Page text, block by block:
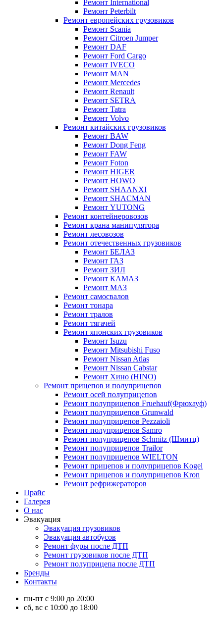
Ремонт International
Ремонт Peterbilt
Ремонт европейских грузовиков
Ремонт Scania
Ремонт Citroen Jumper
Ремонт DAF
Ремонт Ford Cargo
Ремонт IVECO
Ремонт MAN
Ремонт Mercedes
Ремонт Renault
Ремонт SETRA
Ремонт Tatra
Ремонт Volvo
Ремонт китайских грузовиков
Ремонт BAW
Ремонт Dong Feng
Ремонт FAW
Ремонт Foton
Ремонт HIGER
Ремонт HOWO
Ремонт SHAANXI
Ремонт SHACMAN
Ремонт YUTONG
Ремонт контейнеровозов
Ремонт крана манипулятора
Ремонт лесовозов
Ремонт отечественных грузовиков
Ремонт БЕЛАЗ
Ремонт ГАЗ
Ремонт ЗИЛ
Ремонт КАМАЗ
Ремонт МАЗ
Ремонт самосвалов
Ремонт тонара
Ремонт тралов
Ремонт тягачей
Ремонт японских грузовиков
Ремонт Isuzu
Ремонт Mitsubishi Fuso
Ремонт Nissan Atlas
Ремонт Nissan Cabstar
Ремонт Хино (HINO)
Ремонт прицепов и полуприцепов
Ремонт осей полуприцепов
Ремонт полуприцепов Fruehauf(Фрюхауф)
Ремонт полуприцепов Grunwald
Ремонт полуприцепов Pezzaioli
Ремонт полуприцепов Samro
Ремонт полуприцепов Schmitz (Шмитц)
Ремонт полуприцепов Trailor
Ремонт полуприцепов WIELTON
Ремонт прицепов и полуприцепов Kogel
Ремонт прицепов и полуприцепов Kron
Ремонт рефрижераторов
Прайс
Галерея
О нас
Эвакуация
Эвакуация грузовиков
Эвакуация автобусов
Ремонт фуры после ДТП
Ремонт грузовиков после ДТП
Ремонт полуприцепа после ДТП
Бренды
Контакты
пн-пт с 9:00 до 20:00
сб, вс с 10:00 до 18:00